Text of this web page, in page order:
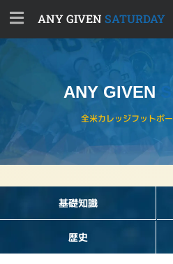
ANY GIVEN SATURDAY
ANY GIVEN
全米カレッジフットボ
基礎知識
歴史